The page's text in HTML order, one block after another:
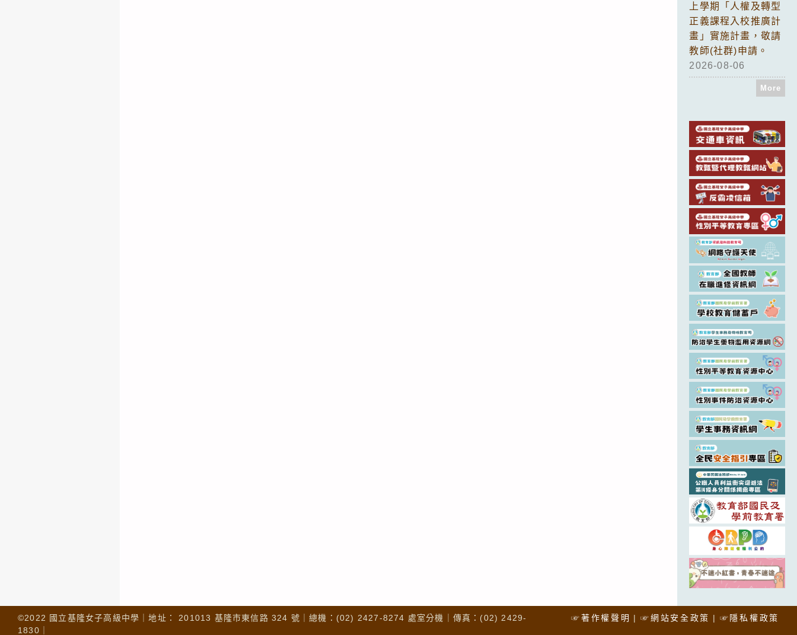
上學期「人權及轉型
正義課程入校推廣計
畫」實施計畫，敬請
教師(社群)申請。
2026-08-06
More
☞著作權聲明 ☞網站安全政策 ☞隱私權政策
©2022 國立基隆女子高級中學｜地址： 201013 基隆市東信路 324 號｜總機：(02) 2427-8274 處室分機｜傳真：(02) 2429-
1830｜